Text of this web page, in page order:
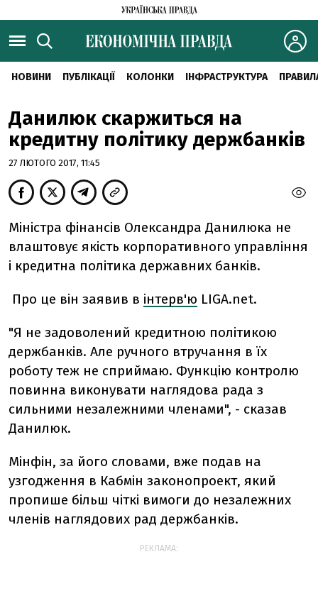
НОВИНИ ПУБЛІКАЦІЇ КОЛОНКИ ІНФРАСТРУКТУРА
Данилюк скаржиться на
кредитну політику держбанків
27 ЛЮТОГО 2017, 11:45
Міністра фінансів Олександра Данилюка не
влаштовує якість корпоративного управління
і кредитна політика державних банків.
Про це він заявив в інтерв'ю LIGA.net.
"Я не задоволений кредитною політикою
держбанків. Але ручного втручання в їх
роботу теж не сприймаю. Функцію контролю
повинна виконувати наглядова рада з
сильними незалежними членами", - сказав
Данилюк.
Мінфін, за його словами, вже подав на
узгодження в Кабмін законопроект, який
пропише більш чіткі вимоги до незалежних
членів наглядових рад держбанків.
РЕКЛАМА: